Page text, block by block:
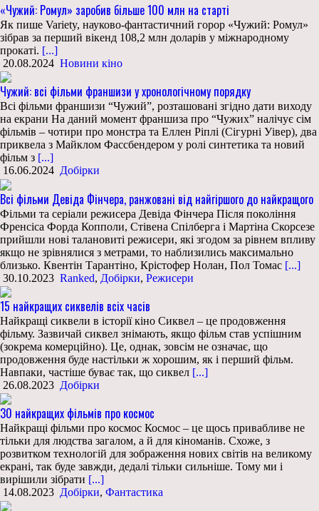
«Чужий: Ромул» заробив більше 100 млн на старті
Як пише Variety, науково-фантастичний горор «Чужий: Ромул»
зібрав за перший вікенд 108,2 млн доларів у міжнародному
прокаті. [...]
20.08.2024 Новини кіно
Чужий: всі фільми франшизи у хронологічному порядку
Всі фільми франшизи “Чужий”, розташовані згідно дати виходу
на екрани На даний момент франшиза про “Чужих” налічує сім
фільмів – чотири про монстра та Еллен Ріплі (Сігурні Уівер), два
приквела з Майклом Фассбендером у ролі синтетика та новий
фільм з [...]
16.06.2024 Добірки
Всі фільми Девіда Фінчера, ранжовані від найгіршого до найкращого
Фільми та серіали режисера Девіда Фінчера Після покоління
Френсіса Форда Копполи, Стівена Спілберга і Мартіна Скорсезе
прийшли нові талановиті режисери, які згодом за рівнем впливу
якщо не зрівнялися з метрами, то наблизились максимально
близько. Квентін Тарантіно, Крістофер Нолан, Пол Томас [...]
30.10.2023 Ranked, Добірки, Режисери
15 найкращих сиквелів всіх часів
Найкращі сиквели в історії кіно Сиквел – це продовження
фільму. Зазвичай сиквел знімають, якщо фільм став успішним
(зокрема комерційно). Це, однак, зовсім не означає, що
продовження буде настільки ж хорошим, як і перший фільм.
Навпаки, частіше буває так, що сиквел [...]
26.08.2023 Добірки
30 найкращих фільмів про космос
Найкращі фільми про космос Космос – це щось привабливе не
тільки для людства загалом, а й для кіноманів. Схоже, з
розвитком технологій для зображення нових світів на великому
екрані, так буде завжди, дедалі тільки сильніше. Тому ми і
вирішили зібрати [...]
14.08.2023 Добірки, Фантастика